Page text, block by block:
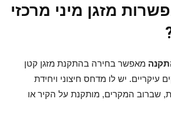
מזגן מיני מרכזי
מאפשר בחירה בהתקנת מזגן קטן
עיקריים. יש לו מדחס חיצוני ויחידת
שברוב המקרים, מותקנת על הקיר או